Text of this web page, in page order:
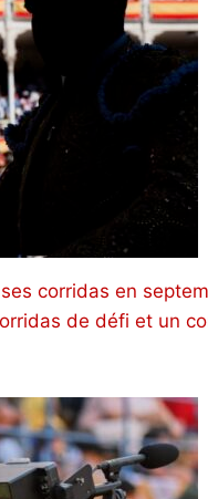
corridas en
de défi et un